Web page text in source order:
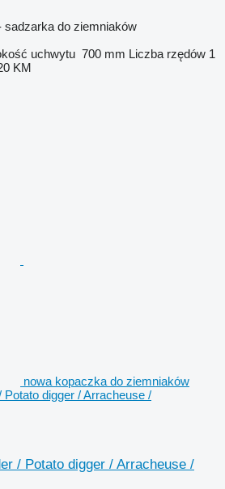
do ziemniaków
uchwytu 700 mm Liczba rzędów 1
KM
nowa kopaczka do ziemniaków
digger / Arracheuse /
/ Potato digger / Arracheuse /